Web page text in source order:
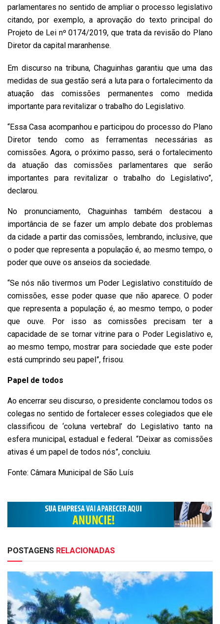
parlamentares no sentido de ampliar o processo legislativo
citando, por exemplo, a aprovação do texto principal do
Projeto de Lei nº 0174/2019, que trata da revisão do Plano
Diretor da capital maranhense.
Em discurso na tribuna, Chaguinhas garantiu que uma das
medidas de sua gestão será a luta para o fortalecimento da
atuação das comissões permanentes como medida
importante para revitalizar o trabalho do Legislativo.
“Essa Casa acompanhou e participou do processo do Plano
Diretor tendo como as ferramentas necessárias as
comissões. Agora, o próximo passo, será o fortalecimento
da atuação das comissões parlamentares que serão
importantes para revitalizar o trabalho do Legislativo”,
declarou.
No pronunciamento, Chaguinhas também destacou a
importância de se fazer um amplo debate dos problemas
da cidade a partir das comissões, lembrando, inclusive, que
o poder que representa a população é, ao mesmo tempo, o
poder que ouve os anseios da sociedade.
“Se nós não tivermos um Poder Legislativo constituído de
comissões, esse poder quase que não aparece. O poder
que representa a população é, ao mesmo tempo, o poder
que ouve. Por isso as comissões precisam ter a
capacidade de se tornar vitrine para o Poder Legislativo e,
ao mesmo tempo, mostrar para sociedade que este poder
está cumprindo seu papel”, frisou.
Papel de todos
Ao encerrar seu discurso, o presidente conclamou todos os
colegas no sentido de fortalecer esses colegiados que ele
classificou de ‘coluna vertebral’ do Legislativo tanto na
esfera municipal, estadual e federal. “Deixar as comissões
ativas é um papel de todos nós”, concluiu.
Fonte: Câmara Municipal de São Luís
POSTAGENS RELACIONADAS